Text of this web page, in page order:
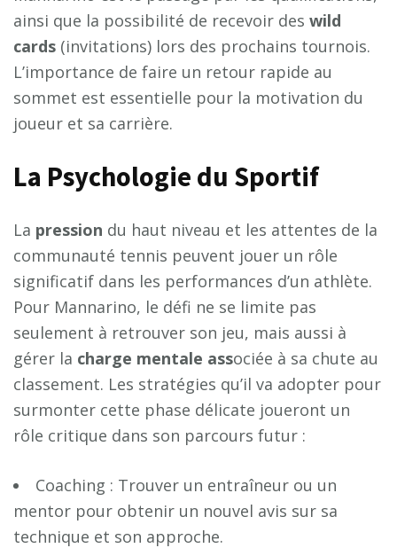
ainsi que la possibilité de recevoir des wild
cards (invitations) lors des prochains tournois.
L’importance de faire un retour rapide au
sommet est essentielle pour la motivation du
joueur et sa carrière.
La Psychologie du Sportif
La pression du haut niveau et les attentes de la
communauté tennis peuvent jouer un rôle
significatif dans les performances d’un athlète.
Pour Mannarino, le défi ne se limite pas
seulement à retrouver son jeu, mais aussi à
gérer la charge mentale associée à sa chute au
classement. Les stratégies qu’il va adopter pour
surmonter cette phase délicate joueront un
rôle critique dans son parcours futur :
Coaching : Trouver un entraîneur ou un
mentor pour obtenir un nouvel avis sur sa
technique et son approche.